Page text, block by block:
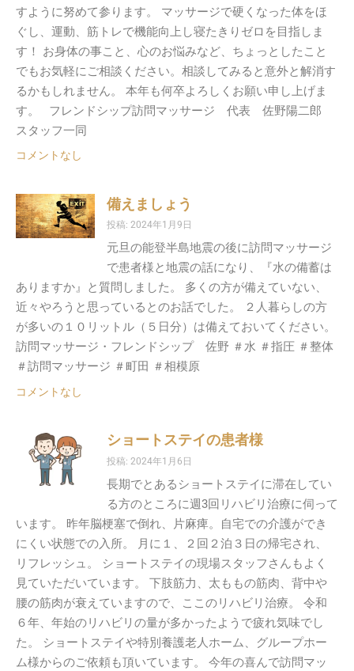
すように努めて参ります。 マッサージで硬くなった体をほ
ぐし、運動、筋トレで機能向上し寝たきりゼロを目指しま
す！ お身体の事こと、心のお悩みなど、ちょっとしたこと
でもお気軽にご相談ください。相談してみると意外と解消す
るかもしれません。 本年も何卒よろしくお願い申し上げま
す。 フレンドシップ訪問マッサージ 代表 佐野陽二郎
スタッフ一同
コメントなし
備えましょう
投稿: 2024年1月9日
元旦の能登半島地震の後に訪問マッサージ
で患者様と地震の話になり、『水の備蓄は
ありますか』と質問しました。 多くの方が備えていない、
近々やろうと思っているとのお話でした。 ２人暮らしの方
が多いの１０リットル（５日分）は備えておいてください。
訪問マッサージ・フレンドシップ 佐野 ＃水 ＃指圧 ＃整体
＃訪問マッサージ ＃町田 ＃相模原
コメントなし
ショートステイの患者様
投稿: 2024年1月6日
長期でとあるショートステイに滞在してい
る方のところに週3回リハビリ治療に伺って
います。 昨年脳梗塞で倒れ、片麻痺。自宅での介護ができ
にくい状態での入所。 月に１、２回２泊３日の帰宅され、
リフレッシュ。 ショートステイの現場スタッフさんもよく
見ていただいています。 下肢筋力、太ももの筋肉、背中や
腰の筋肉が衰えていますので、ここのリハビリ治療。 令和
６年、年始のリハビリの量が多かったようで疲れ気味でし
た。 ショートステイや特別養護老人ホーム、グループホー
ム様からのご依頼も頂いています。 今年の喜んで訪問マッ